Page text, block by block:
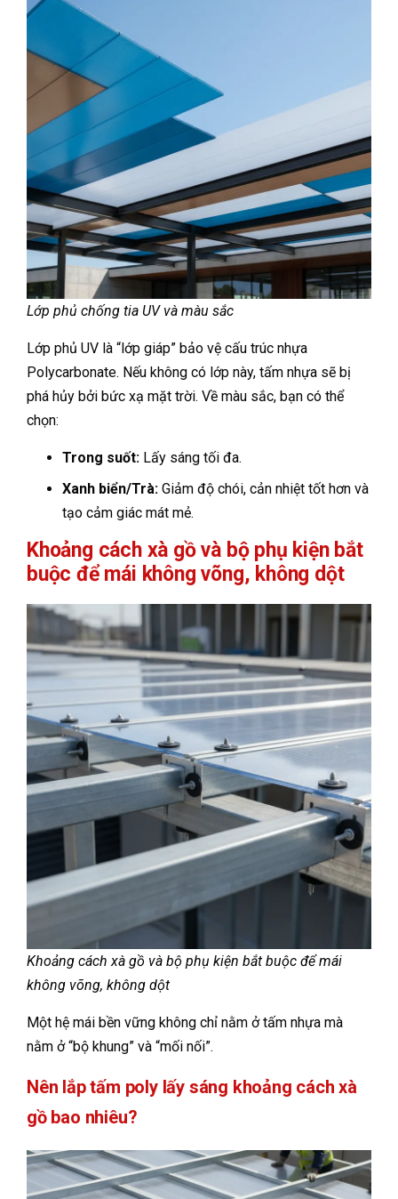
Lớp phủ chống tia UV và màu sắc
Lớp phủ UV là “lớp giáp” bảo vệ cấu trúc nhựa
Polycarbonate. Nếu không có lớp này, tấm nhựa sẽ bị
phá hủy bởi bức xạ mặt trời. Về màu sắc, bạn có thể
chọn:
Trong suốt: Lấy sáng tối đa.
Xanh biển/Trà: Giảm độ chói, cản nhiệt tốt hơn và
tạo cảm giác mát mẻ.
Khoảng cách xà gồ và bộ phụ kiện bắt
buộc để mái không võng, không dột
Khoảng cách xà gồ và bộ phụ kiện bắt buộc để mái
không võng, không dột
Một hệ mái bền vững không chỉ nằm ở tấm nhựa mà
nằm ở “bộ khung” và “mối nối”.
Nên lắp tấm poly lấy sáng khoảng cách xà
gồ bao nhiêu?